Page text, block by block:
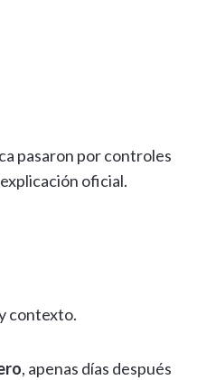
pasaron por controles
oficial.
contexto.
, apenas días después